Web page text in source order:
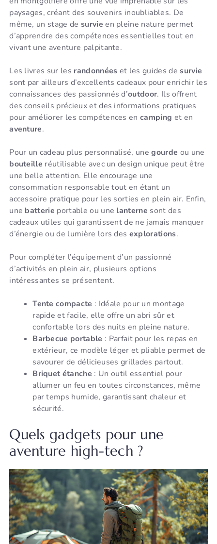
paysages, créant des souvenirs inoubliables. De
même, un stage de survie en pleine nature permet
d’apprendre des compétences essentielles tout en
vivant une aventure palpitante.
Les livres sur les randonnées et les guides desurvie
sont par ailleurs d’excellents cadeaux pour enrichir les
connaissances des passionnés d’outdoor. Ils offrent
des conseils précieux et des informations pratiques
pour améliorer les compétences encamping et en
aventure.
Pour un cadeau plus personnalisé, unegourde ou une
bouteille réutilisable avec un design unique peut être
une belle attention. Elle encourage une
consommation responsable tout en étant un
accessoire pratique pour les sorties en plein air. Enfin,
une batterie portable ou une lanterne sont des
cadeaux utiles qui garantissent de ne jamais manquer
d’énergie ou de lumière lors des explorations.
Pour compléter l’équipement d’un passionné
d’activités en plein air, plusieurs options
intéressantes se présentent.
Tente compacte : Idéale pour un montage
rapide et facile, elle offre un abri sûr et
confortable lors des nuits en pleine nature.
Barbecue portable : Parfait pour les repas en
extérieur, ce modèle léger et pliable permet de
savourer de délicieuses grillades partout.
Briquet étanche : Un outil essentiel pour
allumer un feu en toutes circonstances, même
par temps humide, garantissant chaleur et
sécurité.
Quels gadgets pour une
aventure high-tech ?